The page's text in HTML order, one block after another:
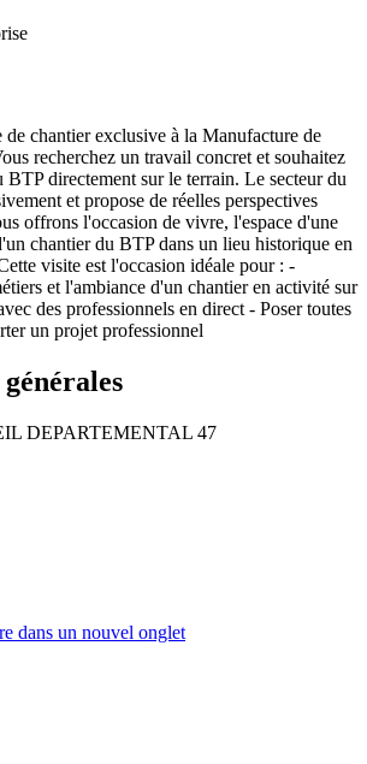
de chantier exclusive à la Manufacture de
recherchez un travail concret et souhaitez
directement sur le terrain. Le secteur du
et propose de réelles perspectives
offrons l'occasion de vivre, l'espace d'une
chantier du BTP dans un lieu historique en
visite est l'occasion idéale pour : -
et l'ambiance d'un chantier en activité sur
des professionnels en direct - Poser toutes
un projet professionnel
DEPARTEMENTAL 47
dans un nouvel onglet